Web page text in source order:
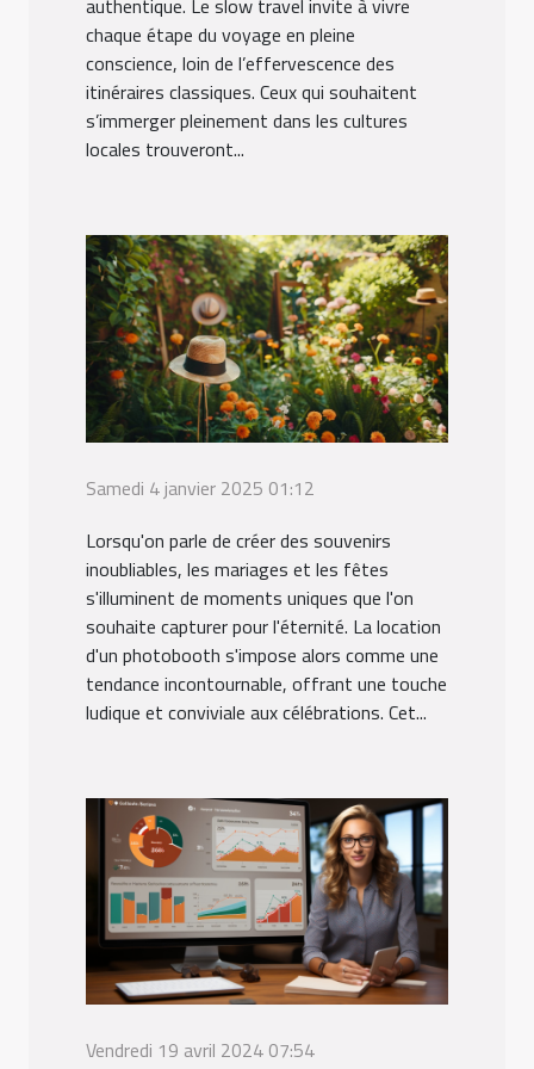
authentique. Le slow travel invite à vivre
chaque étape du voyage en pleine
conscience, loin de l’effervescence des
itinéraires classiques. Ceux qui souhaitent
s’immerger pleinement dans les cultures
locales trouveront...
Samedi 4 janvier 2025 01:12
Lorsqu'on parle de créer des souvenirs
inoubliables, les mariages et les fêtes
s'illuminent de moments uniques que l'on
souhaite capturer pour l'éternité. La location
d'un photobooth s'impose alors comme une
tendance incontournable, offrant une touche
ludique et conviviale aux célébrations. Cet...
Vendredi 19 avril 2024 07:54